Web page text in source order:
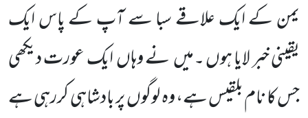
یمن کے ایک علاقے سبا سے آپ کے پاس ایک
یقینی خبر لایا ہوں ۔میںنے وہاںایک عورت دیکھی
جس کا نام بلقیس ہے، وہ لوگوںپر بادشاہی کررہی ہے